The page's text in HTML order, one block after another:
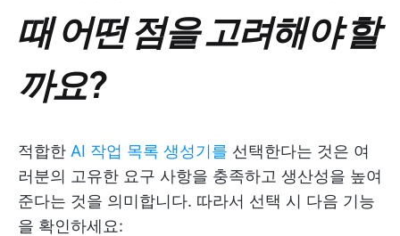
때 어떤 점을 고려해야 할
까요?
적합한 AI 작업 목록 생성기를 선택한다는 것은 여
러분의 고유한 요구 사항을 충족하고 생산성을 높여
준다는 것을 의미합니다. 따라서 선택 시 다음 기능
을 확인하세요: